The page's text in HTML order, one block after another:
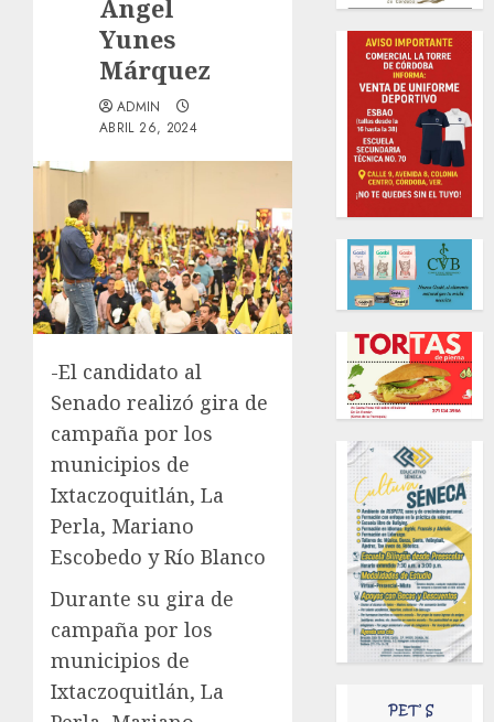
Ángel
Yunes
Márquez
ADMIN
ABRIL 26, 2024
-El candidato al
Senado realizó gira de
campaña por los
municipios de
Ixtaczoquitlán, La
Perla, Mariano
Escobedo y Río Blanco
Durante su gira de
campaña por los
municipios de
Ixtaczoquitlán, La